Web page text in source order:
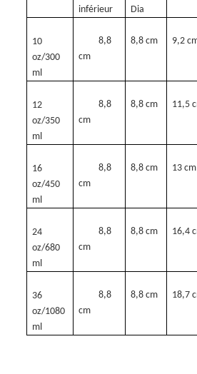
inférieur
Dia
10
oz/300
ml
8,8
cm
8,8 cm 9,2
12
oz/350
ml
8,8
cm
8,8 cm 11,5
16
oz/450
ml
8,8
cm
8,8 cm 13 cm
24
oz/680
ml
8,8
cm
8,8 cm 16,4
36
oz/1080
ml
8,8
cm
8,8 cm 18,7